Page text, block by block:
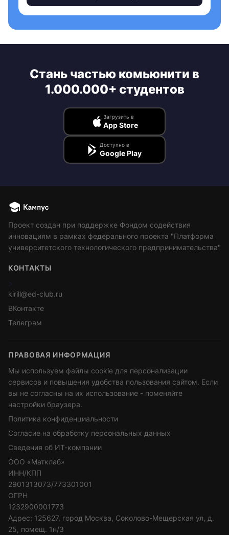
Стань частью комьюнити в
1.000.000+ студентов
Загрузить в
App Store
Доступно в
Google Play
Проект создан при поддержке Фондом содействия
инновациям в рамках федерального проекта "Платформа
университетского технологического предпринимательства"
КОНТАКТЫ
>
kirill@ed-club.ru
ВКонтакте
Телеграм
ПРАВОВАЯ ИНФОРМАЦИЯ
Мы используем файлы cookie для персонализации
сервисов и повышения удобства пользования сайтом. Если
вы не согласны на их использование - поменяйте
настройки браузера.
Политика конфиденциальности
Согласие на обработку персональных данных
Сведения об ИТ-компании
ООО «Матклаб»
ИНН/КПП
2901313073/773301001
ОГРН
1232900001773
Адрес: 125627, город Москва, Соколово-Мещерская ул, д.
25, помещ. 1н/3